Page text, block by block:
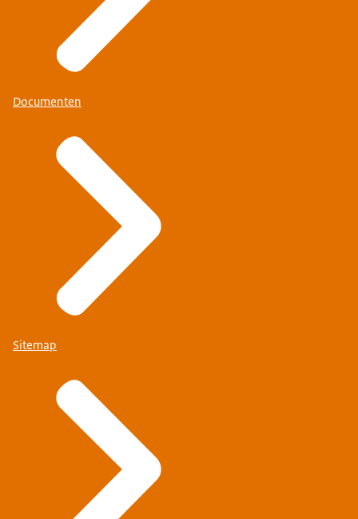
optoppen haalbaar en betaalbaar.
Beeld: We zien weer een beeld van een stad. Op de
voorgrond zien we 2 gebouwen met daarnaast 2
boven op de bebouwen. Onder in beeld zien we
De camera draait en we zien nog een extra gebouw
met kraan verschijnen op de achtergrond.
Tekst: Tot slot werken we aan standaardisatie van
optopproducten...
Beeld: De camera gaat naar rechts. We zien nu een
gebouw van dicht bij. Boven het gebouw zien we
een appartement bungelen aan een kraan. Bij het
gebouw zien we een afmeting verschijnen samen
afmeting en een vinkje verschijnen.
Tekst: en processen zodat we seriematig kunnen
werken.
Beeld: De camera gaat naar rechts. We zien 3
vrachtwagens met ieder 2 appartementen
Ze reiden van links naar rechts door het beeld.
Documenten
Sitemap